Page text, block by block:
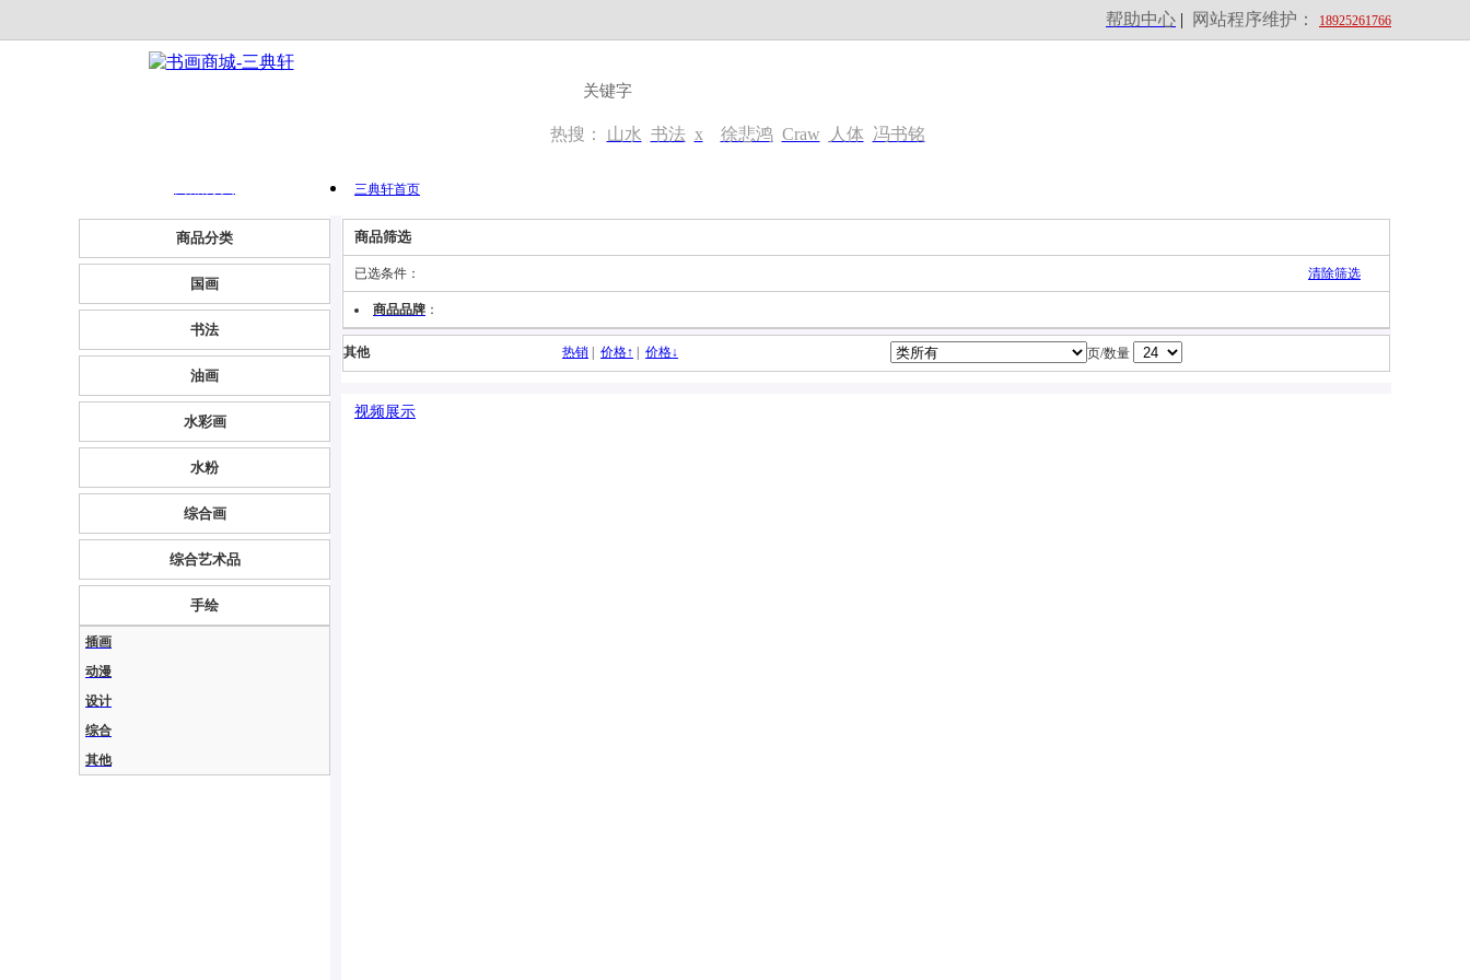
帮助中心 | 网站程序维护： 18925261766
热搜： 山水 书法 x 徐悲鸿 Craw 人体 冯书铭
三典轩首页
首 页
作品列表
书画资讯
视频展示
商品分类
国画
书法
油画
水彩画
水粉
综合画
综合艺术品
手绘
插画
动漫
设计
综合
其他
商品筛选
已选条件： 清除筛选
商品品牌 ：
其他 热销 价格↑ 价格↓ 页/数量